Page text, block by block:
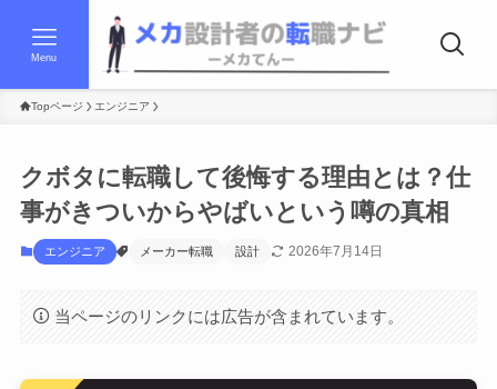
Menu
Topページ エンジニア
クボタに転職して後悔する理由とは？仕
事がきついからやばいという噂の真相
エンジニア メーカー転職 設計 2026年7月14日
当ページのリンクには広告が含まれています。